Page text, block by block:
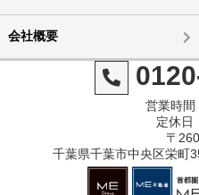
会社概要
営業時間
定休日
〒
千葉県千葉市中央区栄町